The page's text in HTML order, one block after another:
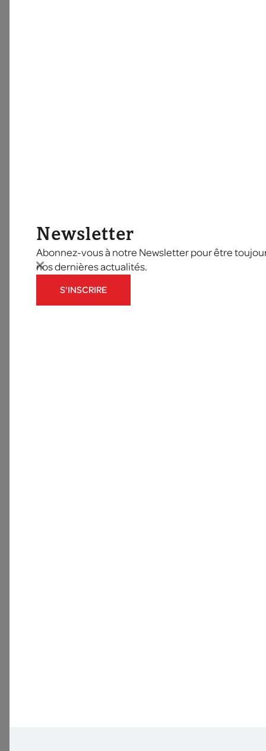
Newsletter
Abonnez-vous à notre Newsletter pour être
nos dernières actualités.
S'INSCRIRE